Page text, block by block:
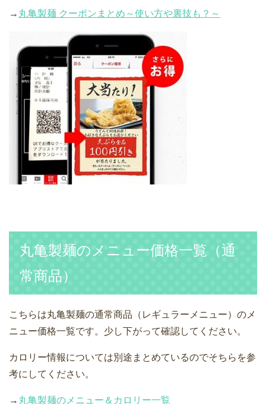
→ 丸亀製麺 クーポンまとめ～使い方や裏技も？～
丸亀製麺のメニュー価格一覧（通
常商品）
こちらは丸亀製麺の通常商品（レギュラーメニュー）のメ
ニュー価格一覧です。少し下がって確認してください。
カロリー情報については別途まとめているのでそちらを参
考にしてください。
→ 丸亀製麺のメニュー＆カロリー一覧